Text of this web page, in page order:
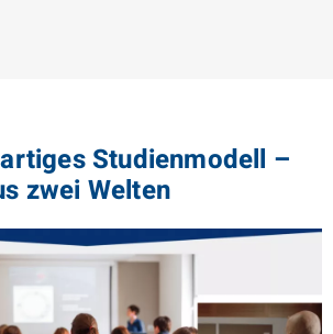
Studienmodell –
zwei Welten